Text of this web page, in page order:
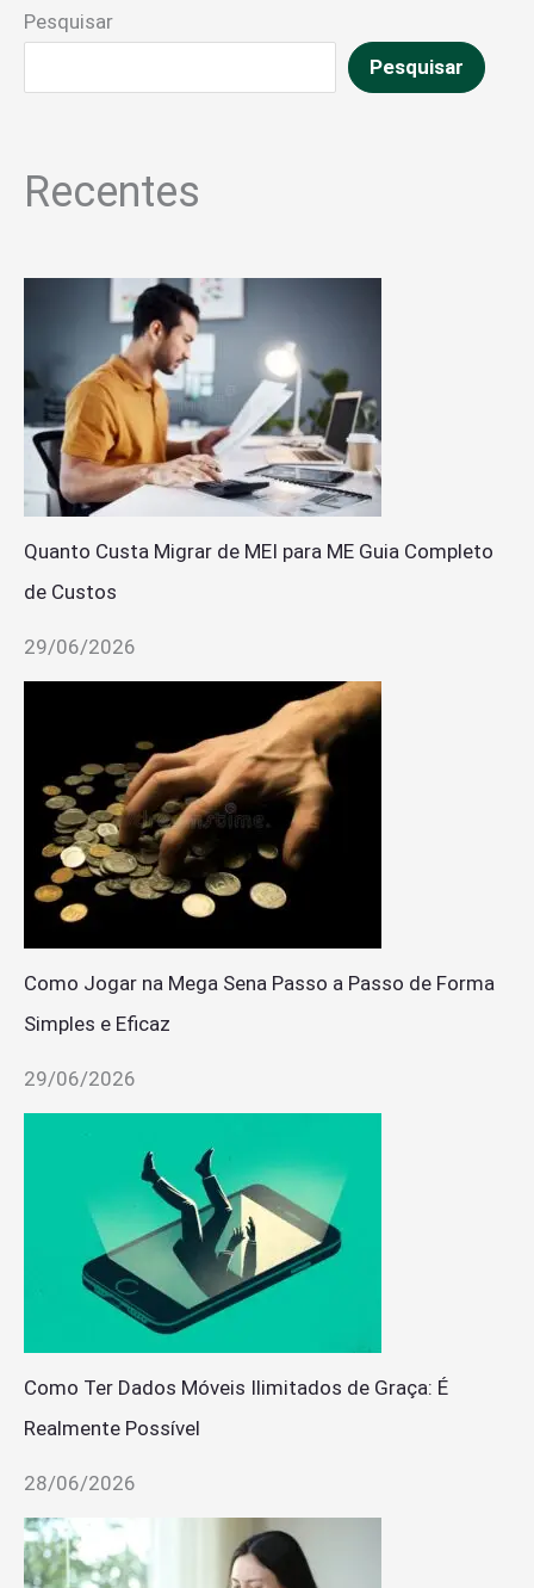
Pesquisar
Pesquisar
Recentes
Quanto Custa Migrar de MEI para ME Guia Completo
de Custos
29/06/2026
Como Jogar na Mega Sena Passo a Passo de Forma
Simples e Eficaz
29/06/2026
Como Ter Dados Móveis Ilimitados de Graça: É
Realmente Possível
28/06/2026